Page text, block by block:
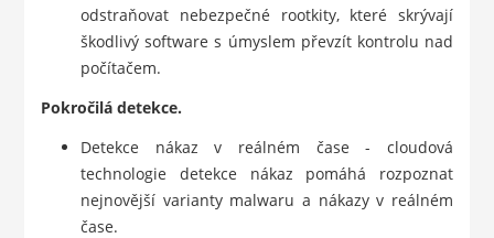
odstraňovat nebezpečné rootkity, které skrývají
škodlivý software s úmyslem převzít kontrolu nad
počítačem.
Pokročilá detekce.
Detekce nákaz v reálném čase - cloudová
technologie detekce nákaz pomáhá rozpoznat
nejnovější varianty malwaru a nákazy v reálném
čase.